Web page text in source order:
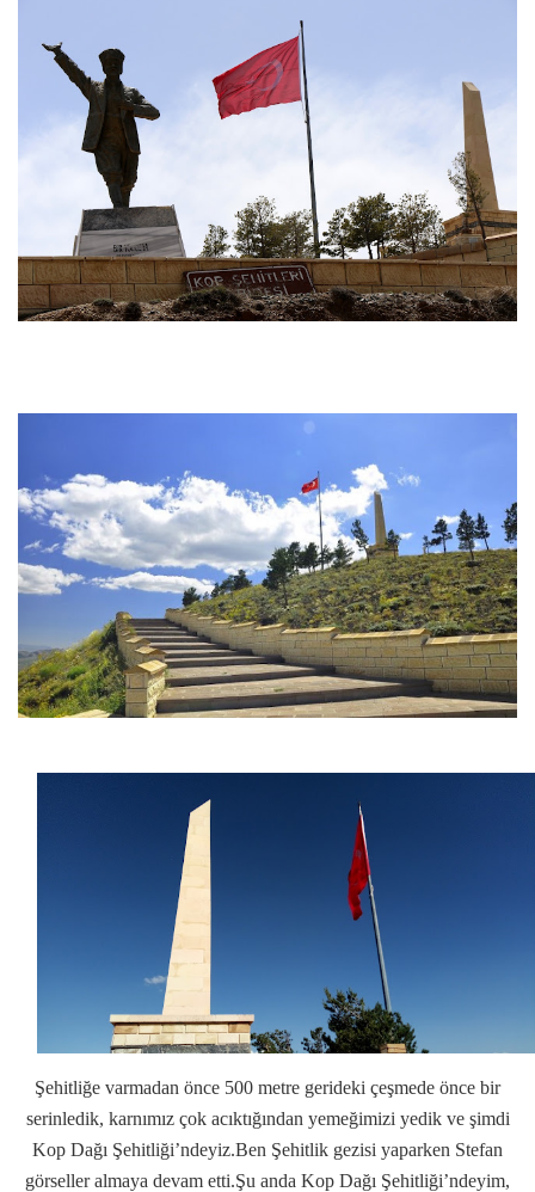
Şehitliğe varmadan önce 500 metre gerideki çeşmede önce bir
serinledik, karnımız çok acıktığından yemeğimizi yedik ve şimdi
Kop Dağı Şehitliği’ndeyiz.Ben Şehitlik gezisi yaparken Stefan
görseller almaya devam etti.Şu anda Kop Dağı Şehitliği’ndeyim,